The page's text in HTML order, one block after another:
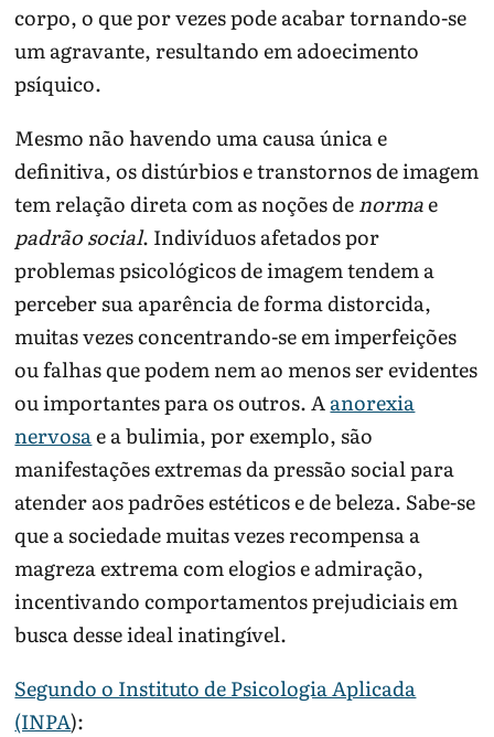
corpo, o que por vezes pode acabar tornando-se
um agravante, resultando em adoecimento
psíquico.
Mesmo não havendo uma causa única e
definitiva, os distúrbios e transtornos de imagem
tem relação direta com as noções denormae
padrão social. Indivíduos afetados por
problemas psicológicos de imagem tendem a
perceber sua aparência de forma distorcida,
muitas vezes concentrando-se em imperfeições
ou falhas que podem nem ao menos ser evidentes
ou importantes para os outros. Aanorexia
nervosae a bulimia, por exemplo, são
manifestações extremas da pressão social para
atender aos padrões estéticos e de beleza. Sabe-se
que a sociedade muitas vezes recompensa a
magreza extrema com elogios e admiração,
incentivando comportamentos prejudiciais em
busca desse ideal inatingível.
Segundo o Instituto de Psicologia Aplicada
(INPA):